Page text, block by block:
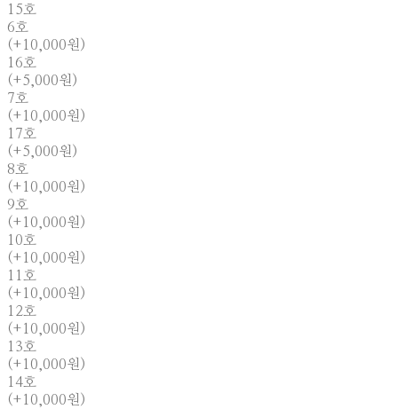
15호
6호
(+10,000원)
16호
(+5,000원)
7호
(+10,000원)
17호
(+5,000원)
8호
(+10,000원)
9호
(+10,000원)
10호
(+10,000원)
11호
(+10,000원)
12호
(+10,000원)
13호
(+10,000원)
14호
(+10,000원)